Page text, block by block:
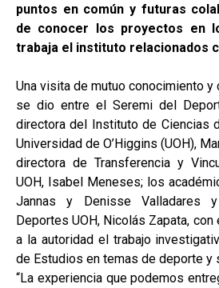
puntos en común y futuras
de conocer los proyectos en
trabaja el instituto relacionados
Una visita de mutuo conocimiento y
se dio entre el Seremi del
directora del Instituto de Ciencias
Universidad de O’Higgins (UOH),
directora de Transferencia y
UOH, Isabel Meneses; los
Jannas y Denisse Valladares
Deportes UOH, Nicolás Zapata,
a la autoridad el trabajo
de Estudios en temas de deporte y
“La experiencia que podemos